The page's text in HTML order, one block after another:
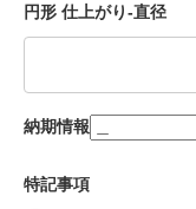
円形 仕上がり-直径
納期情報
特記事項